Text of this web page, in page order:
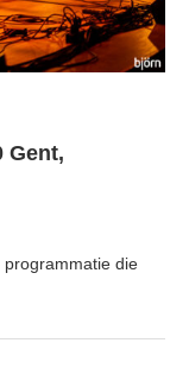
Gent,
die